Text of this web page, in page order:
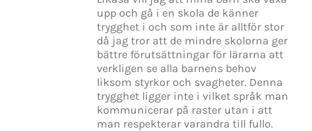
upp och gå i en skola de känner
trygghet i och som inte är alltför stor
då jag tror att de mindre skolorna ger
bättre förutsättningar för lärarna att
verkligen se alla barnens behov
liksom styrkor och svagheter. Denna
trygghet ligger inte i vilket språk man
kommunicerar på raster utan i att
man respekterar varandra till fullo.